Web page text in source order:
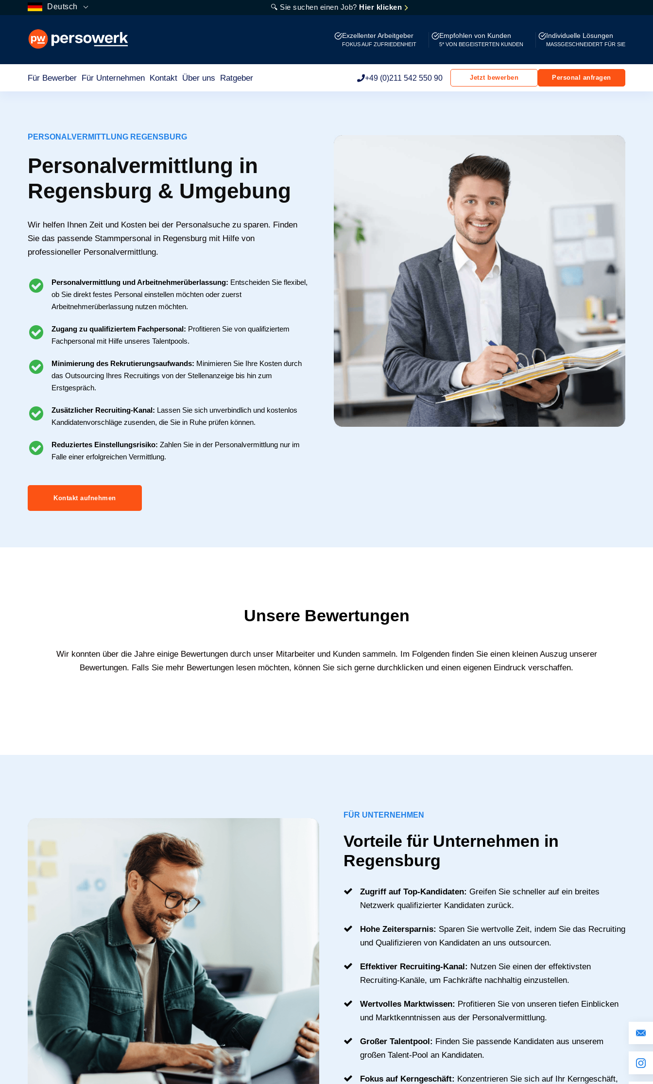
Deutsch 🔍 Sie suchen einen Job? Hier klicken
Exzellenter Arbeitgeber
FOKUS AUF ZUFRIEDENHEIT
Empfohlen von Kunden
5* VON BEGEISTERTEN KUNDEN
Individuelle Lösungen
MASSGESCHNEIDERT FÜR SIE
Für Bewerber Für Unternehmen Kontakt Über uns Ratgeber +49 (0)211 542 550 90 Jetzt bewerben Personal anfragen
PERSONALVERMITTLUNG REGENSBURG
Personalvermittlung in
Regensburg & Umgebung
Wir helfen Ihnen Zeit und Kosten bei der Personalsuche zu sparen. Finden
Sie das passende Stammpersonal in Regensburg mit Hilfe von
professioneller Personalvermittlung.
Personalvermittlung und Arbeitnehmerüberlassung: Entscheiden Sie flexibel,
ob Sie direkt festes Personal einstellen möchten oder zuerst
Arbeitnehmerüberlassung nutzen möchten.
Zugang zu qualifiziertem Fachpersonal: Profitieren Sie von qualifiziertem
Fachpersonal mit Hilfe unseres Talentpools.
Minimierung des Rekrutierungsaufwands: Minimieren Sie Ihre Kosten durch
das Outsourcing Ihres Recruitings von der Stellenanzeige bis hin zum
Erstgespräch.
Zusätzlicher Recruiting-Kanal: Lassen Sie sich unverbindlich und kostenlos
Kandidatenvorschläge zusenden, die Sie in Ruhe prüfen können.
Reduziertes Einstellungsrisiko: Zahlen Sie in der Personalvermittlung nur im
Falle einer erfolgreichen Vermittlung.
Kontakt aufnehmen
Unsere Bewertungen
Wir konnten über die Jahre einige Bewertungen durch unser Mitarbeiter und Kunden sammeln. Im Folgenden finden Sie einen kleinen Auszug unserer
Bewertungen. Falls Sie mehr Bewertungen lesen möchten, können Sie sich gerne durchklicken und einen eigenen Eindruck verschaffen.
FÜR UNTERNEHMEN
Vorteile für Unternehmen in
Regensburg
Zugriff auf Top-Kandidaten: Greifen Sie schneller auf ein breites
Netzwerk qualifizierter Kandidaten zurück.
Hohe Zeitersparnis: Sparen Sie wertvolle Zeit, indem Sie das Recruiting
und Qualifizieren von Kandidaten an uns outsourcen.
Effektiver Recruiting-Kanal: Nutzen Sie einen der effektivsten
Recruiting-Kanäle, um Fachkräfte nachhaltig einzustellen.
Wertvolles Marktwissen: Profitieren Sie von unseren tiefen Einblicken
und Marktkenntnissen aus der Personalvermittlung.
Großer Talentpool: Finden Sie passende Kandidaten aus unserem
großen Talent-Pool an Kandidaten.
Fokus auf Kerngeschäft: Konzentrieren Sie sich auf Ihr Kerngeschäft,